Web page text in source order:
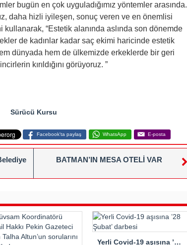
bugün en çok uyguladığımız yöntemler arasında.
daha hizli iyileşen, sonuç veren ve en önemlisi
kullanarak, “Estetik alanında aslında son dönemde
de kadınlar kadar saç ekimi haricinde estetik
dünyada hem de ülkemizde erkeklerde bir geri
kırıldığını görüyoruz. ”
Sürücü Kursu
Facebook'ta paylaş WhatsApp E-posta
BATMAN’IN MESA OTELİ VAR
Yerli Covid-19 aşısına ’28 Şubat’ darbesi